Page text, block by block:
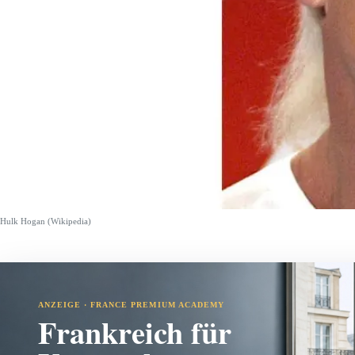
Hulk Hogan (Wikipedia)
ANZEIGE · FRANCE PREMIUM ACADEMY
Frankreich für